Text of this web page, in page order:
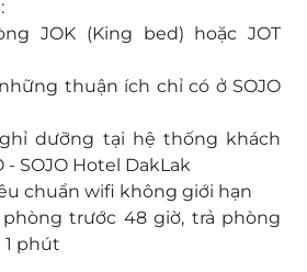
phòng thư giãn, phòng gym,
game,... giúp du khách thoải
Lounge được ví như trái tim
hợp táo bạo giữa quầy lễ tân
thực độc đáo, không gian làm
bar thư thái khi đêm về.
mang tới những món quà
trong hương vị ẩm thực hay
lưu niệm ý nghĩa tất cả đều
JOK (King bed) hoặc JOT
thuận ích chỉ có ở SOJO
dưỡng tại hệ thống khách
- SOJO Hotel DakLak
chuẩn wifi không giới hạn
trước 48 giờ, trả phòng
phút